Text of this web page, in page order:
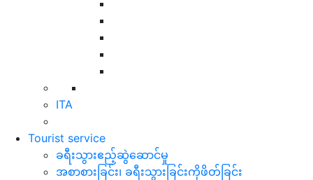
ITA
Tourist service
ခရီးသွားဧည့်ဆွဲဆောင်မှု
အစာစားခြင်း၊ ခရီးသွားခြင်းကိုဖိတ်ခြင်း